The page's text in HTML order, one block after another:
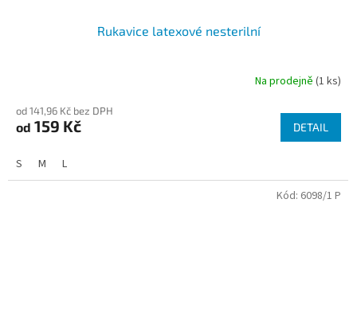
Rukavice latexové nesterilní
Na prodejně (1 ks)
od 141,96 Kč bez DPH
od 159 Kč DETAIL
S M L
Kód: 6098/1 P